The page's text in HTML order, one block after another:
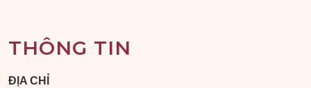
THÔNG TIN
ĐỊA CHỈ